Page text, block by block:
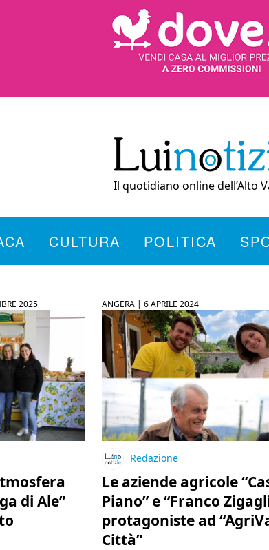
Il quotidiano online dell’Alto
CULTURA POLITICA
2025
di Ale”
ANGERA |6 APRILE 2024
Redazione
Le aziende agricole
Piano” e “Franco
protagoniste ad
Città”